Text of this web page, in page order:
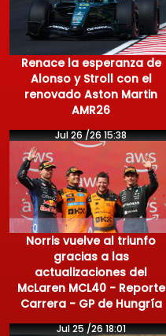
Renace la esperanza de
Alonso y Stroll con el
renovado Aston Martin
AMR26
Jul 26 /26 15:38
Norris vuelve al triunfo
gracias a las
actualizaciones del
McLaren MCL40 - Reporte
Carrera - GP de Hungría
Jul 25 /26 18:01